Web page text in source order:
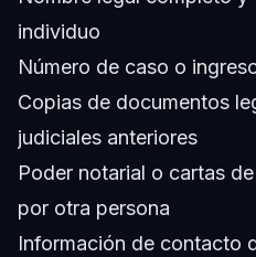
individuo
Número de caso o
Copias de documentos
judiciales anteriores
Poder notarial o cartas
por otra persona
Información de contacto